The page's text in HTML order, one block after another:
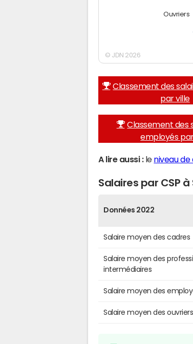
Ouvriers
© JDN 2026
Classement des
par ville
Classement des
employés
A lire aussi :le niveau de
Salaires par CSP
Données 2022
Salaire moyen des cadres
Salaire moyen des
intermédiaires
Salaire moyen des
Salaire moyen des ouvriers